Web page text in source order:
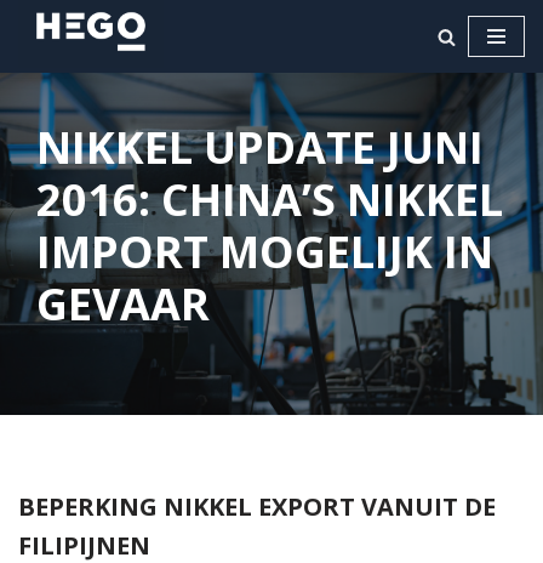
naar
de
inhoud
NIKKEL UPDATE JUNI
2016: CHINA’S NIKKEL
IMPORT MOGELIJK IN
GEVAAR
BEPERKING NIKKEL EXPORT VANUIT DE
FILIPIJNEN